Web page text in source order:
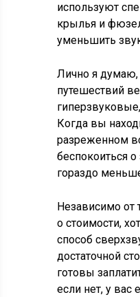
используют
крылья и
уменьшить
Лично я думаю,
путешествий
Когда вы
разреженном
беспокоиться
гораздо
Независимо от
о стоимости,
способ
достаточной
готовы
если нет, у вас